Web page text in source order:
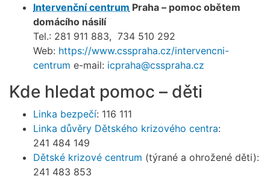
Intervenční centrum Praha – pomoc obětem
domácího násilí
Tel.: 281 911 883, 734 510 292
Web: https://www.csspraha.cz/intervencni-
centrum e-mail: icpraha@csspraha.cz
Kde hledat pomoc – děti
Linka bezpečí: 116 111
Linka důvěry Dětského krizového centra:
241 484 149
Dětské krizové centrum (týrané a ohrožené děti):
241 483 853